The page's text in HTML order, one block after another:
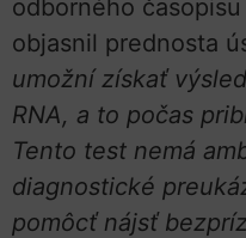
odborného
objasnil prednosta
umožní získať
RNA, a to počas
Tento test nemá
diagnostické
pomôcť nájsť